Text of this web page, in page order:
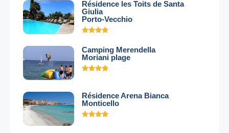
Résidence les Toits de Santa
Giulia
Porto-Vecchio
Camping Merendella
Moriani plage
Résidence Arena Bianca
Monticello